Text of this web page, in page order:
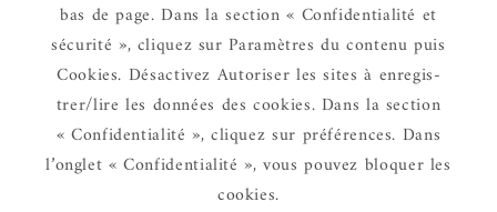
bas de page. Dans la section « Confi­den­tia­lité et
sécu­rité », cliquez sur Para­mètres du contenu puis
Cookies. Désac­ti­vez Auto­ri­ser les sites à enre­gis­
trer/lire les données des cookies. Dans la section
« Confi­den­tia­lité », cliquez sur préfé­rences. Dans
l’on­glet « Confi­den­tia­lité », vous pouvez bloquer les
cookies.